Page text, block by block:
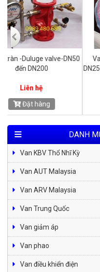
Van báo động-Alarm valve
DN250 (ARV, AUT, AUTA,
Đặt hàng
DANH
Van KBV Thổ Nhĩ Kỳ
Van AUT Malaysia
Van ARV Malaysia
Van Trung Quốc
Van giảm áp
Van phao
Van điều khiển điện